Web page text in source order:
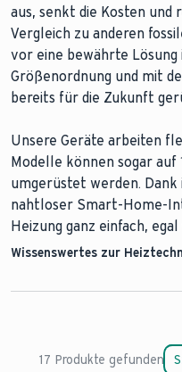
aus, senkt die Kosten und
Vergleich zu anderen
vor eine bewährte Lösung
Größenordnung und mit
bereits für die Zukunft
Unsere Geräte arbeiten
Modelle können sogar
umgerüstet werden.
nahtloser Smart-Home-
Heizung ganz einfach,
Wissenswertes zur
17 Produkte gefunden